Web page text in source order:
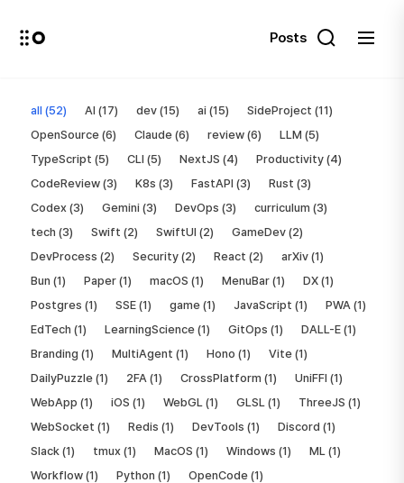
Posts
Posts
all (52) AI (17) dev (15) ai (15)
SideProject (11)
OpenSource (6)
Claude (6) review (6)
LLM (5)
TypeScript (5)
CLI (5) NextJS (4)
Productivity (4)
CodeReview (3)
K8s (3) FastAPI (3)
Rust (3)
Codex (3)
Gemini (3) DevOps (3)
curriculum (3)
tech (3)
Swift (2) SwiftUI (2)
GameDev (2)
DevProcess (2)
Security (2) React (2)
arXiv (1)
Bun (1)
Paper (1) macOS (1) MenuBar (1)
DX (1)
Postgres (1)
SSE (1) game (1) JavaScript (1)
PWA (1)
EdTech (1)
LearningScience (1) GitOps (1)
DALL-E (1)
Branding (1)
MultiAgent (1) Hono (1)
Vite (1)
DailyPuzzle (1)
2FA (1) CrossPlatform (1)
UniFFI (1)
WebApp (1)
iOS (1) WebGL (1) GLSL (1)
ThreeJS (1)
WebSocket (1)
Redis (1) DevTools (1)
Discord (1)
Slack (1)
tmux (1) MacOS (1) Windows (1)
ML (1)
Workflow (1)
Python (1)
OpenCode (1)